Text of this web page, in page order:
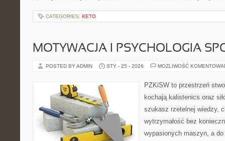
CATEGORIES: KETO
MOTYWACJA I PSYCHOLOGIA
POSTED BY ADMIN STY - 25 - 2026 MOŻLIWOŚĆ
PZKiSW to przestrzeń
kochają kalistenics oraz
szukasz rzetelnej wiedzy,
wytrzymałość bez
wypasionych maszyn, a